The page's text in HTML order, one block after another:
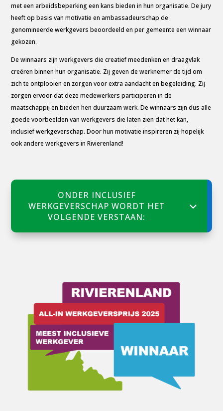
met een arbeidsbeperking een kans bieden in hun organisatie. De jury
heeft op basis van motivatie en ambassadeurschap de
genomineerde werkgevers beoordeeld en per gemeente een winnaar
gekozen.
De winnaars zijn werkgevers die creatief meedenken en draagvlak
creëren binnen hun organisatie. Zij geven de werknemer de tijd om
zich te ontplooien en zorgen voor extra aandacht en begeleiding. Zij
zorgen ervoor dat deze medewerkers participeren in de
maatschappij en bieden hen duurzaam werk. De winnaars zijn dus alle
goede voorbeelden van werkgevers die laten zien dat het kan,
inclusief werkgeverschap. Door hun motivatie inspireren zij hopelijk
ook andere werkgevers in Rivierenland!
ONDER INCLUSIEF
WERKGEVERSCHAP WORDT HET
VOLGENDE VERSTAAN: